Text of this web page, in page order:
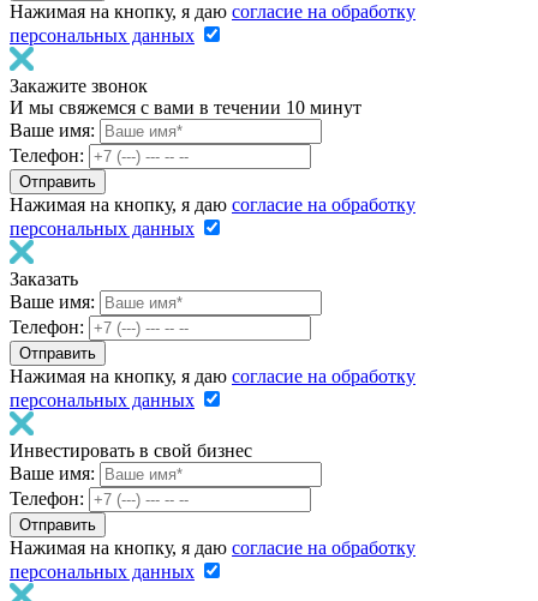
Нажимая на кнопку, я даю согласие на обработку
персональных данных
Закажите звонок
И мы свяжемся с вами в течении 10 минут
Ваше имя:
Телефон:
Нажимая на кнопку, я даю согласие на обработку
персональных данных
Заказать
Ваше имя:
Телефон:
Нажимая на кнопку, я даю согласие на обработку
персональных данных
Инвестировать в свой бизнес
Ваше имя:
Телефон:
Нажимая на кнопку, я даю согласие на обработку
персональных данных